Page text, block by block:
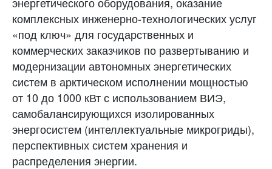
комплексных инженерно-технологических услуг
«под ключ» для государственных и
коммерческих заказчиков по развертыванию и
модернизации автономных энергетических
систем в арктическом исполнении мощностью
от 10 до 1000 кВт с использованием ВИЭ,
самобалансирующихся изолированных
энергосистем (интеллектуальные микрогриды),
перспективных систем хранения и
распределения энергии.